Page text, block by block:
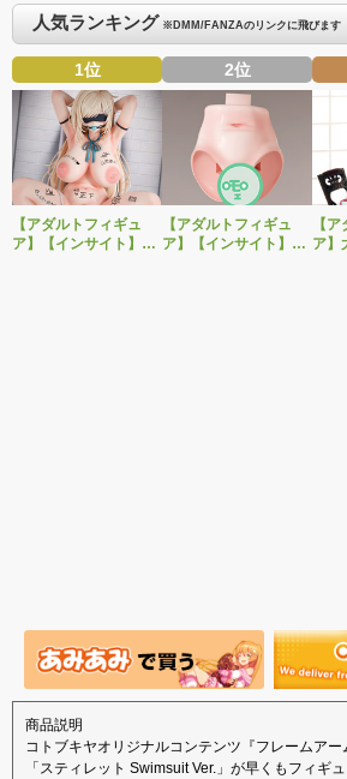
人気ランキング ※DMM/FANZAのリンクに飛びます
1位
【アダルトフィギュ
ア】【インサイト】肉
2位
【アダルトフィギュ
ア】【インサイト】ベ
【
ア】
商品説明
コトブキヤオリジナルコンテンツ『フレームアー
「スティレット Swimsuit Ver.」が早くもフィギュ